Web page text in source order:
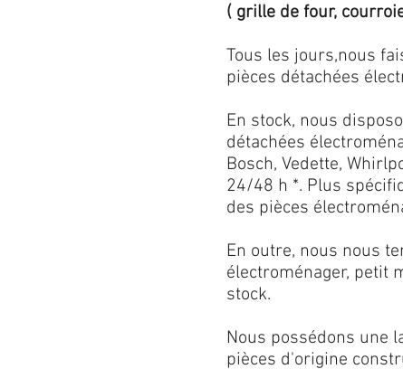
( grille de four,
Tous les jours,nous
pièces détachées
En stock, nous
détachées
Bosch, Vedette,
24/48 h *. Plus
des pièces
En outre, nous nous
électroménager, petit
stock.
Nous possédons une
pièces d'origine